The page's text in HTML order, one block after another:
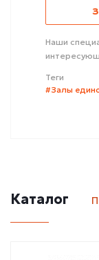
Наши
Теги
#Залы
Каталог